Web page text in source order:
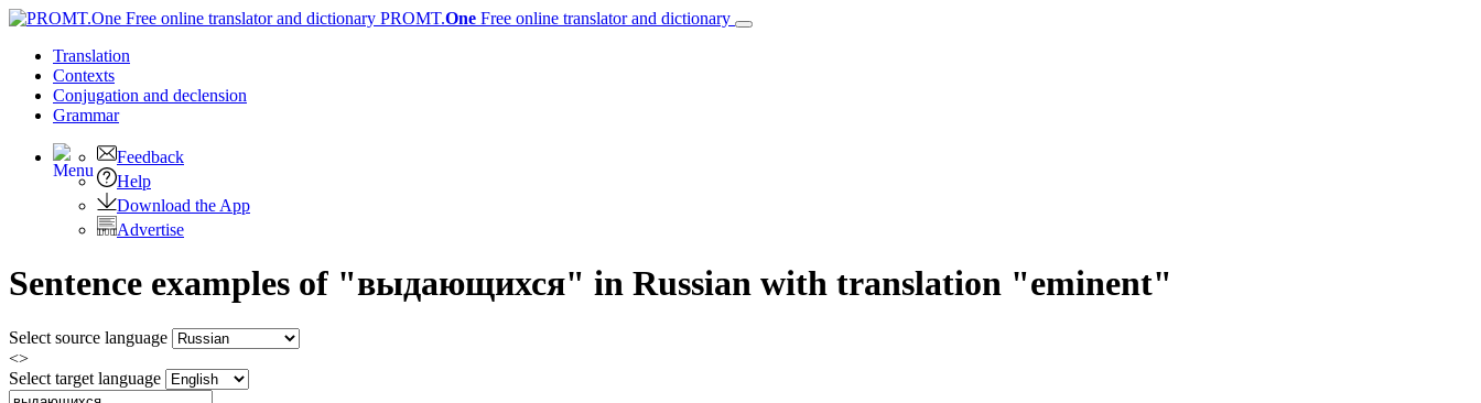
PROMT.One Free online translator and dictionary
Translation
Contexts
Conjugation and declension
Grammar
Feedback
Help
Download the App
Advertise
Sentence examples of "выдающихся" in Russian with translation "eminent"
Select source language
<>
Select target language